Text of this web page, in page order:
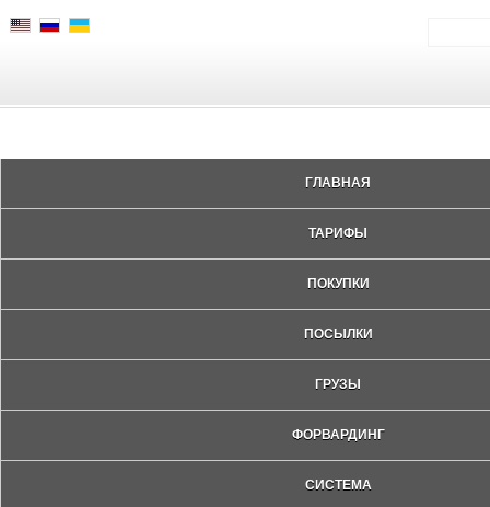
ГЛАВНАЯ
ТАРИФЫ
ПОКУПКИ
ПОСЫЛКИ
ГРУЗЫ
ФОРВАРДИНГ
СИСТЕМА